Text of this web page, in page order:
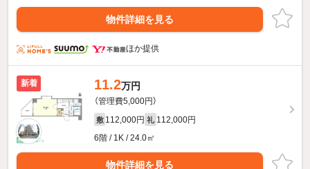
物件詳細を見る
ほか提供
新着 11.2万円
（管理費5,000円）
敷 112,000円 礼 112,000円
6階 / 1K / 24.0㎡
物件詳細を見る